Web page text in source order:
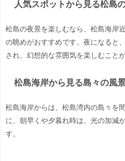
人気スポットから見る松島
松島の夜景を楽しむなら、松島海岸
の眺めがおすすめです。夜になると
され、幻想的な雰囲気を楽しむこと
松島海岸から見る島々の風
松島海岸からは、松島湾内の島々を
に、朝早くや夕暮れ時は、光の加減
す。